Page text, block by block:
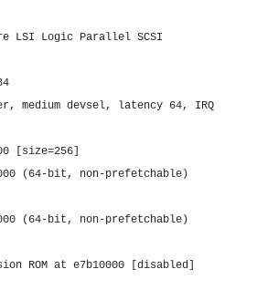
LSI Logic Parallel SCSI
medium devsel, latency 64, IRQ
(64-bit, non-prefetchable)
(64-bit, non-prefetchable)
at e7b10000 [disabled]